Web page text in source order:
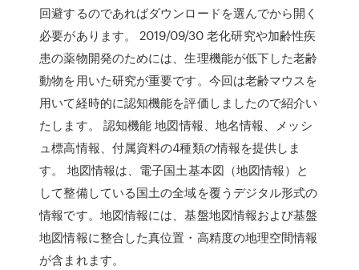
回避するのであればダウンロードを選んでから開く
必要があります。 2019/09/30 老化研究や加齢性疾
患の薬物開発のためには、生理機能が低下した老齢
動物を用いた研究が重要です。今回は老齢マウスを
用いて経時的に認知機能を評価しましたので紹介い
たします。 認知機能 地図情報、地名情報、メッシ
ュ標高情報、付属資料の4種類の情報を提供しま
す。 地図情報は、電子国土基本図（地図情報）と
して整備している国土の全域を覆うデジタル形式の
情報です。地図情報には、基盤地図情報および基盤
地図情報に整合した真位置・高精度の地理空間情報
が含まれます。